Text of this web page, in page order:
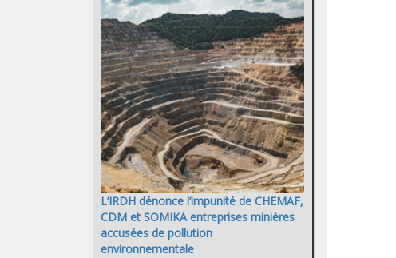
L’IRDH dénonce l’impunité de CHEMAF,
CDM et SOMIKA entreprises minières
accusées de pollution
environnementale